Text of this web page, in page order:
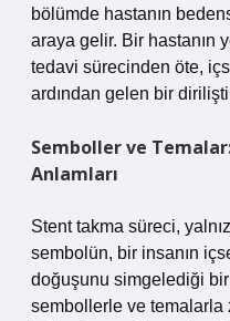
bölümde hastanın
araya gelir. Bir hastanın
tedavi sürecinden öte,
ardından gelen bir
Semboller ve
Anlamları
Stent takma süreci,
sembolün, bir insanın
doğuşunu simgelediği bir
sembollerle ve temalarla